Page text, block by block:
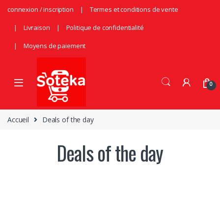
connexion / inscription Termes et conditions de vente
Livraison Politique de confidentialité
Moyens de paiement
0
Accueil Deals of the day
Deals of the day